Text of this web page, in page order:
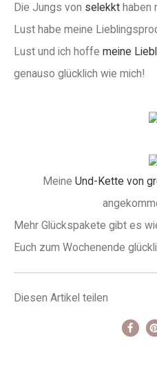
Die Jungs von selekkt haben
Lust habe meine
Lust und ich hoffe meine
genauso glücklich wie mich!
Meine Und-Kette von
Mehr Glückspakete gibt es
Euch zum Wochenende
Diesen Artikel teilen